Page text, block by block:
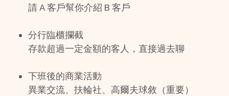
請 A 客戶幫你介紹 B 客戶
分行臨櫃攔截
存款超過一定金額的客人，直接過去聊
下班後的商業活動
異業交流、扶輪社、高爾夫球敘（重要）